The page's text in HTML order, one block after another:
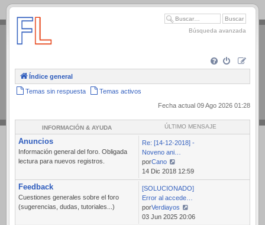
.
Búsqueda avanzada
Índice general
Temas sin respuesta
Temas activos
Fecha actual 09 Ago 2026 01:28
INFORMACIÓN & AYUDA ÚLTIMO MENSAJE
Anuncios
Información general del foro. Obligada
lectura para nuevos registros.
Re: [14-12-2018] -
Noveno ani…
porCano
Ver
último
mensaje
14 Dic 2018 12:59
Feedback
Cuestiones generales sobre el foro
(sugerencias, dudas, tutoriales...)
[SOLUCIONADO]
Error al accede…
porVerdiayos
Ver
03 Jun 2025 20:06